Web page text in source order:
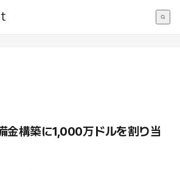
金構築に1,000万ドルを割り当